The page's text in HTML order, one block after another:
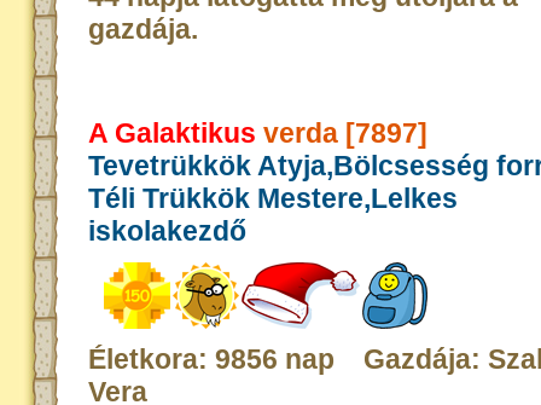
gazdája.
A Galaktikus verda [7897]
Tevetrükkök Atyja,Bölcsesség
Téli Trükkök Mestere,Lelkes
iskolakezdő
Életkora: 9856 nap Gazdája:
Vera